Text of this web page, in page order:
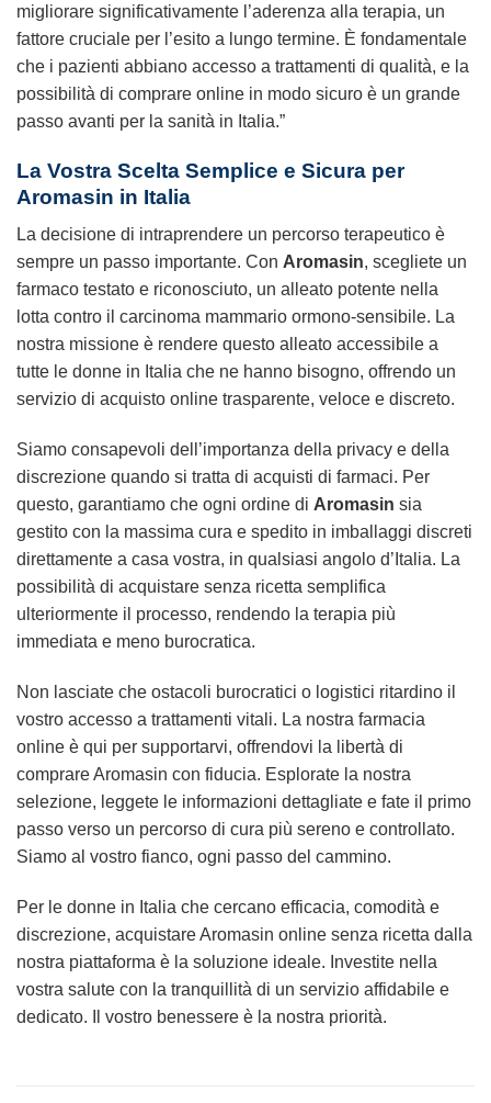
migliorare significativamente l’aderenza alla terapia, un
fattore cruciale per l’esito a lungo termine. È fondamentale
che i pazienti abbiano accesso a trattamenti di qualità, e la
possibilità di comprare online in modo sicuro è un grande
passo avanti per la sanità in Italia.”
La Vostra Scelta Semplice e Sicura per
Aromasin in Italia
La decisione di intraprendere un percorso terapeutico è
sempre un passo importante. Con Aromasin, scegliete un
farmaco testato e riconosciuto, un alleato potente nella
lotta contro il carcinoma mammario ormono-sensibile. La
nostra missione è rendere questo alleato accessibile a
tutte le donne in Italia che ne hanno bisogno, offrendo un
servizio di acquisto online trasparente, veloce e discreto.
Siamo consapevoli dell’importanza della privacy e della
discrezione quando si tratta di acquisti di farmaci. Per
questo, garantiamo che ogni ordine di Aromasin sia
gestito con la massima cura e spedito in imballaggi discreti
direttamente a casa vostra, in qualsiasi angolo d’Italia. La
possibilità di acquistare senza ricetta semplifica
ulteriormente il processo, rendendo la terapia più
immediata e meno burocratica.
Non lasciate che ostacoli burocratici o logistici ritardino il
vostro accesso a trattamenti vitali. La nostra farmacia
online è qui per supportarvi, offrendovi la libertà di
comprare Aromasin con fiducia. Esplorate la nostra
selezione, leggete le informazioni dettagliate e fate il primo
passo verso un percorso di cura più sereno e controllato.
Siamo al vostro fianco, ogni passo del cammino.
Per le donne in Italia che cercano efficacia, comodità e
discrezione, acquistare Aromasin online senza ricetta dalla
nostra piattaforma è la soluzione ideale. Investite nella
vostra salute con la tranquillità di un servizio affidabile e
dedicato. Il vostro benessere è la nostra priorità.